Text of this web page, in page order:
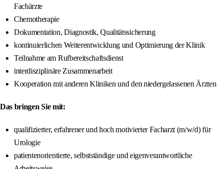
Fachärzte
Chemotherapie
Dokumentation, Diagnostik, Qualitätssicherung
kontinuierlichen Weiterentwicklung und Optimierung der Klinik
Teilnahme am Rufbereitschaftsdienst
interdisziplinäre Zusammenarbeit
Kooperation mit anderen Kliniken und den niedergelassenen Ärzten
Das bringen Sie mit:
qualifizierter, erfahrener und hoch motivierter Facharzt (m/w/d) für
Urologie
patientenorientierte, selbstständige und eigenverantwortliche